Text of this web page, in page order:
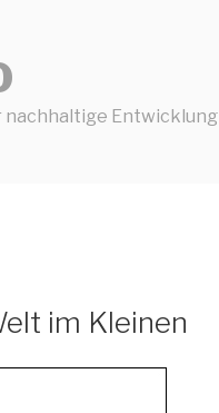
Entwicklung
im Kleinen